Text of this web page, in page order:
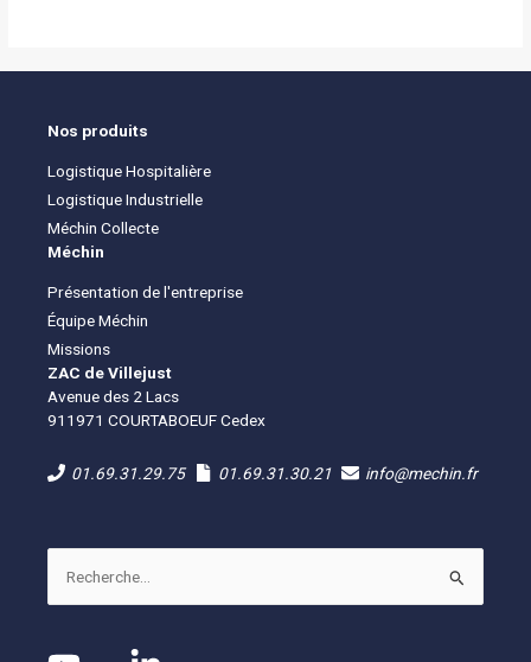
Nos produits
Logistique Hospitalière
Logistique Industrielle
Méchin Collecte
Méchin
Présentation de l'entreprise
Équipe Méchin
Missions
ZAC de Villejust
Avenue des 2 Lacs
911971 COURTABOEUF Cedex
01.69.31.29.75 01.69.31.30.21 info@mechin.fr
Rechercher :